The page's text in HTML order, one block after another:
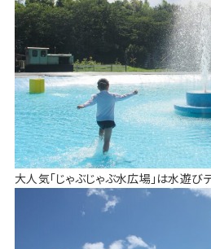
大人気「じゃぶじゃぶ水広場」は水遊